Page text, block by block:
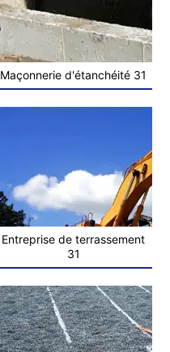
Maçonnerie d'étanchéité 31
Entreprise de terrassement
31